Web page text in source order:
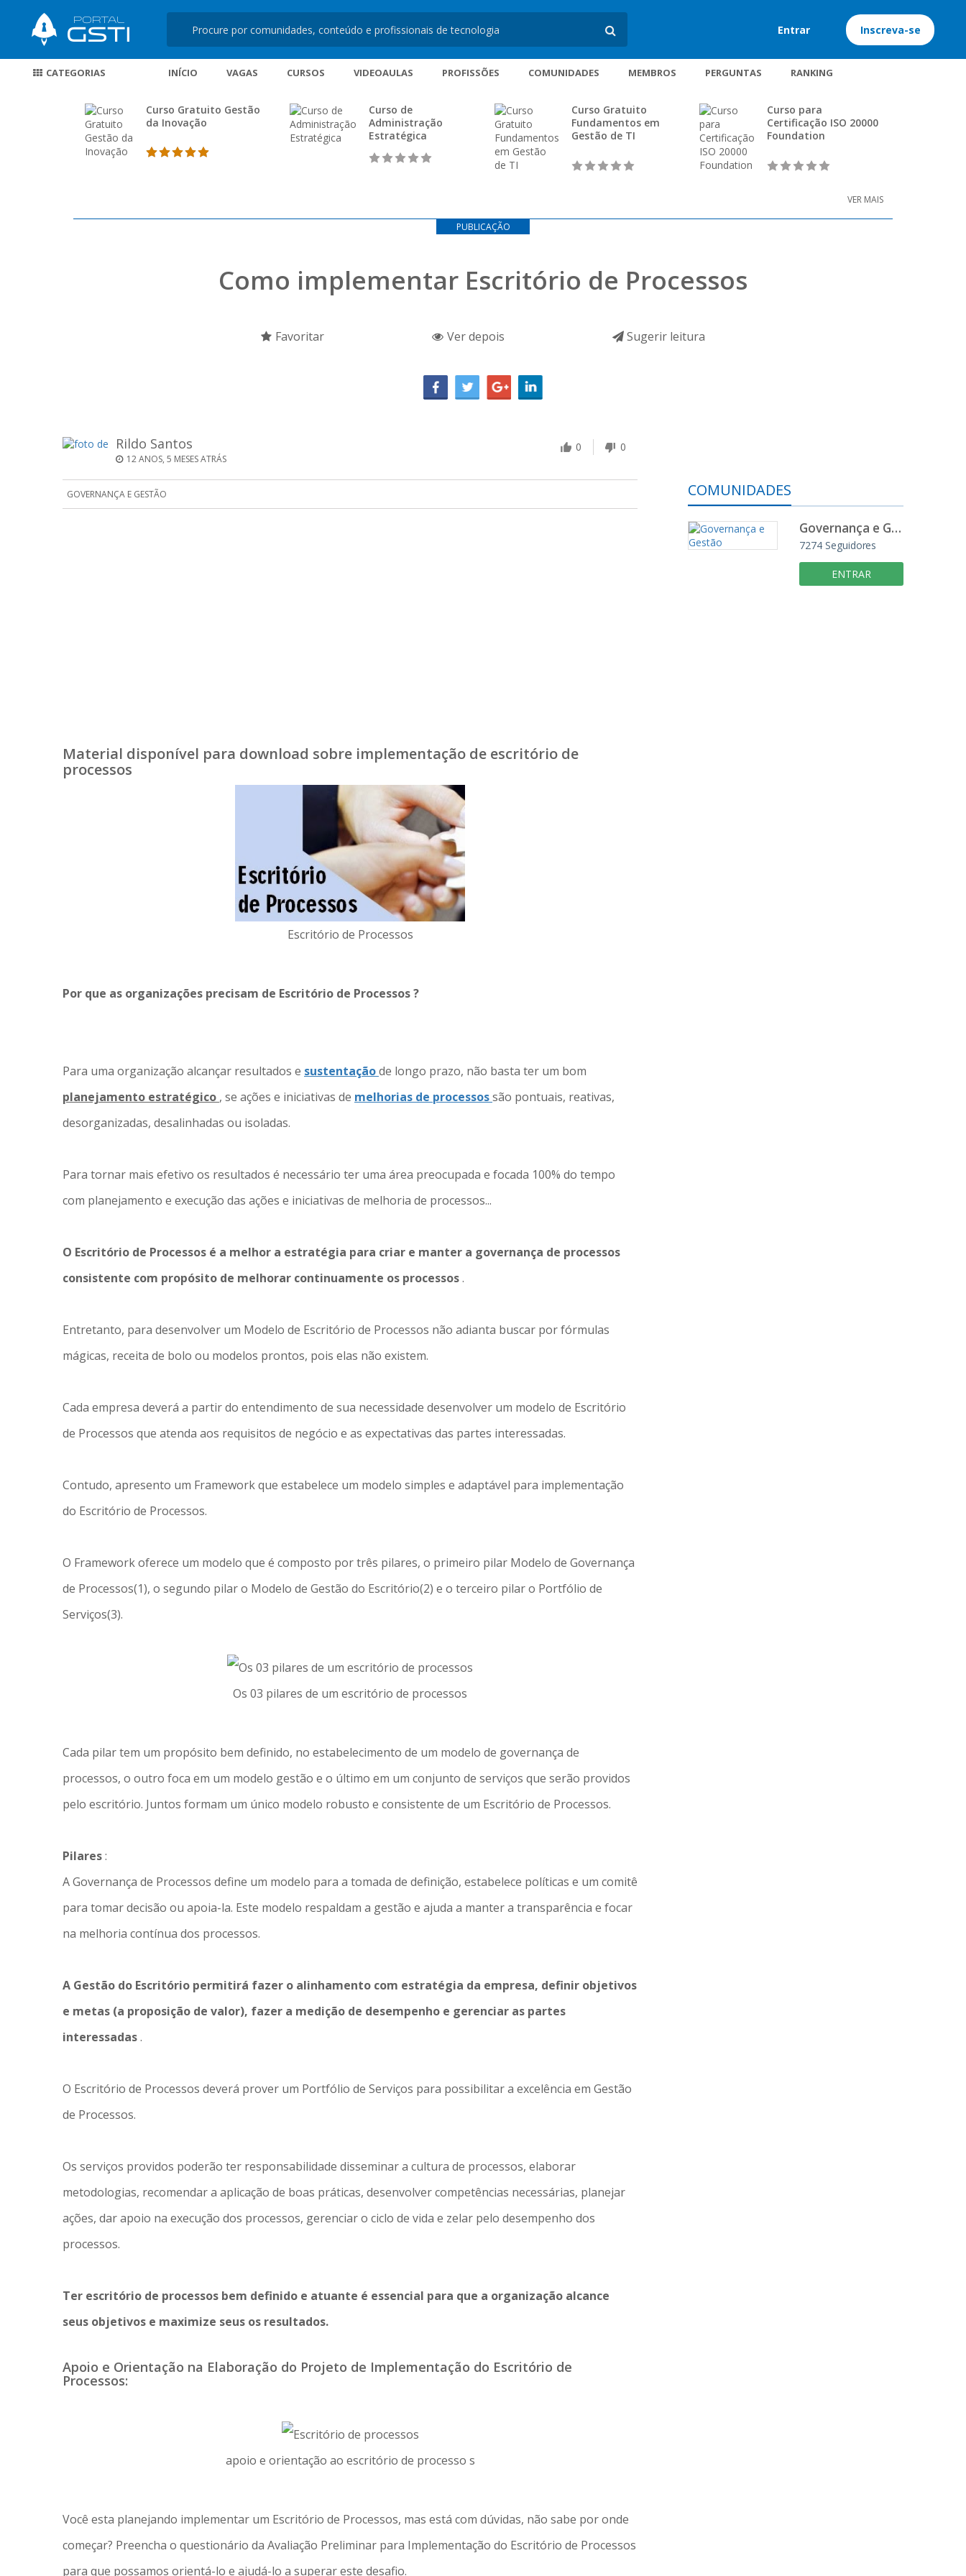
Entrar Inscreva-se
CATEGORIAS INÍCIO VAGAS CURSOS VIDEOAULAS PROFISSÕES COMUNIDADES MEMBROS PERGUNTAS RANKING
Curso Gratuito Gestão
da Inovação
Curso de
Administração
Estratégica
Curso Gratuito
Fundamentos em
Gestão de TI
Curso para
Certificação ISO 20000
Foundation
VER MAIS
PUBLICAÇÃO
Como implementar Escritório de Processos
Favoritar Ver depois Sugerir leitura
Rildo Santos
12 ANOS, 5 MESES ATRÁS
0 0
GOVERNANÇA E GESTÃO
Material disponível para download sobre implementação de escritório de
processos
Escritório de Processos
Por que as organizações precisam de Escritório de Processos ?
Para uma organização alcançar resultados e sustentaçãode longo prazo, não basta ter um bom
planejamento estratégico , se ações e iniciativas de melhorias de processossão pontuais, reativas,
desorganizadas, desalinhadas ou isoladas.
Para tornar mais efetivo os resultados é necessário ter uma área preocupada e focada 100% do tempo
com planejamento e execução das ações e iniciativas de melhoria de processos...
O Escritório de Processos é a melhor a estratégia para criar e manter a governança de processos
consistente com propósito de melhorar continuamente os processos.
Entretanto, para desenvolver um Modelo de Escritório de Processos não adianta buscar por fórmulas
mágicas, receita de bolo ou modelos prontos, pois elas não existem.
Cada empresa deverá a partir do entendimento de sua necessidade desenvolver um modelo de Escritório
de Processos que atenda aos requisitos de negócio e as expectativas das partes interessadas.
Contudo, apresento um Framework que estabelece um modelo simples e adaptável para implementação
do Escritório de Processos.
O Framework oferece um modelo que é composto por três pilares, o primeiro pilar Modelo de Governança
de Processos(1), o segundo pilar o Modelo de Gestão do Escritório(2) e o terceiro pilar o Portfólio de
Serviços(3).
Os 03 pilares de um escritório de processos
Cada pilar tem um propósito bem definido, no estabelecimento de um modelo de governança de
processos, o outro foca em um modelo gestão e o último em um conjunto de serviços que serão providos
pelo escritório. Juntos formam um único modelo robusto e consistente de um Escritório de Processos.
Pilares:
A Governança de Processos define um modelo para a tomada de definição, estabelece políticas e um comitê
para tomar decisão ou apoia-la. Este modelo respaldam a gestão e ajuda a manter a transparência e focar
na melhoria contínua dos processos.
A Gestão do Escritório permitirá fazer o alinhamento com estratégia da empresa, definir objetivos
e metas (a proposição de valor), fazer a medição de desempenho e gerenciar as partes
interessadas.
O Escritório de Processos deverá prover um Portfólio de Serviços para possibilitar a excelência em Gestão
de Processos.
Os serviços providos poderão ter responsabilidade disseminar a cultura de processos, elaborar
metodologias, recomendar a aplicação de boas práticas, desenvolver competências necessárias, planejar
ações, dar apoio na execução dos processos, gerenciar o ciclo de vida e zelar pelo desempenho dos
processos.
Ter escritório de processos bem definido e atuante é essencial para que a organização alcance
seus objetivos e maximize seus os resultados.
Apoio e Orientação na Elaboração do Projeto de Implementação do Escritório de
Processos:
apoio e orientação ao escritório de processo s
Você esta planejando implementar um Escritório de Processos, mas está com dúvidas, não sabe por onde
começar? Preencha o questionário da Avaliação Preliminar para Implementação do Escritório de Processos
para que possamos orientá-lo e ajudá-lo a superar este desafio.
COMUNIDADES
Governança e Gestão
7274 Seguidores
ENTRAR